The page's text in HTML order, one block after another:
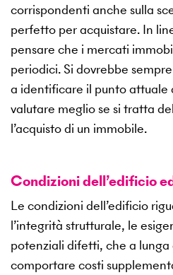
corrispondenti anche sulla
perfetto per acquistare. In
pensare che i mercati
periodici. Si dovrebbe
a identificare il punto attuale
valutare meglio se si tratta
l’acquisto di un immobile.
Condizioni dell’edificio
Le condizioni dell’edificio
l’integrità strutturale, le
potenziali difetti, che a
comportare costi